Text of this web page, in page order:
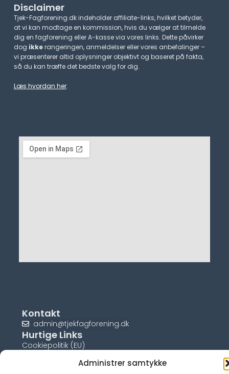
Administrer samtykke
Disclaimer
Tjek-Fagforening.dk indeholder affiliate-links, hvilket betyder,
at vi kan modtage en kommission, hvis du vælger at tilmelde
dig en fagforening eller A-kasse via vores links. Dette påvirker
dog ikkerangeringen, anmeldelser eller vores anbefalinger –
vi præsenterer altid oplysninger objektivt og baseret på fakta,
så du kan træffe det bedste valg for dig.
Læs hvordan her.
Kontakt
admin@tjekfagforening.dk
Hurtige Links
Cookiepolitik (EU)